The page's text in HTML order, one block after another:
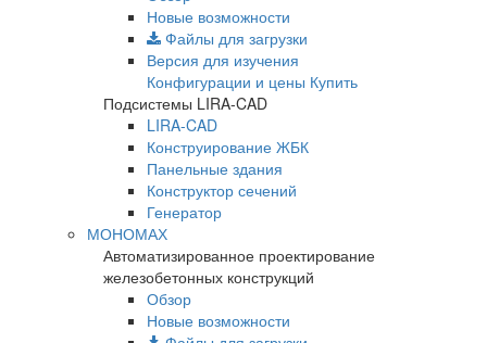
Новые возможности
Файлы для загрузки
Версия для изучения
Конфигурации и цены Купить
Подсистемы LIRA-CAD
LIRA-CAD
Конструирование ЖБК
Панельные здания
Конструктор сечений
Генератор
МОНОМАХ
Автоматизированное проектирование
железобетонных конструкций
Обзор
Новые возможности